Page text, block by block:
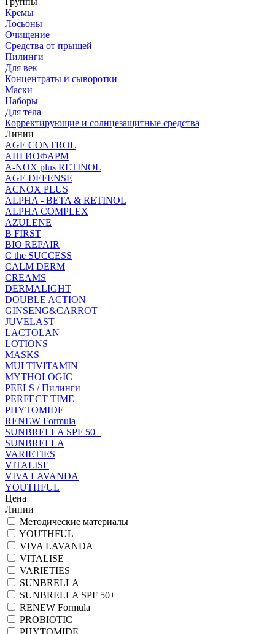
Кремы
Лосьоны
Очищение
Средства от прыщей
Пилинги
Для век
Концентраты и сыворотки
Маски
Наборы
Для тела
Корректирующие и солнцезащитные средства
Линии
AGE CONTROL
АНГИОФАРМ
A-NOX plus RETINOL
AGE DEFENSE
ACNOX PLUS
ALPHA - BETA & RETINOL
ALPHA COMPLEX
AZULENE
B FIRST
BIO REPAIR
C the SUCCESS
CALM DERM
CREAMS
DERMALIGHT
DOUBLE ACTION
GINSENG&CARROT
JUVELAST
LACTOLAN
LOTIONS
MASKS
MULTIVITAMIN
MYTHOLOGIC
PEELS / Пилинги
PERFECT TIME
PHYTOMIDE
RENEW Formula
SUNBRELLA SPF 50+
SUNBRELLA
VARIETIES
VITALISE
VIVA LAVANDA
YOUTHFUL
Цена
Линии
Методические материалы
YOUTHFUL
VIVA LAVANDA
VITALISE
VARIETIES
SUNBRELLA
SUNBRELLA SPF 50+
RENEW Formula
PROBIOTIC
PHYTOMIDE